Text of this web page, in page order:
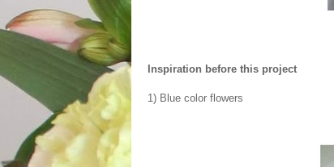
Inspiration before this project
1) Blue color flowers